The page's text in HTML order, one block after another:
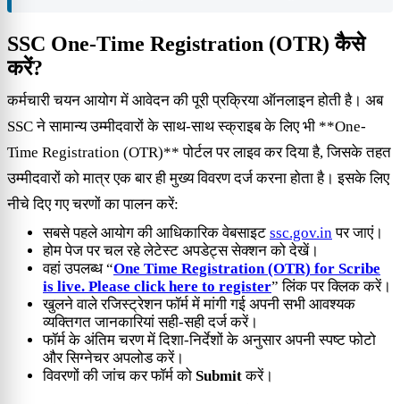
SSC One-Time Registration (OTR) कैसे
करें?
कर्मचारी चयन आयोग में आवेदन की पूरी प्रक्रिया ऑनलाइन होती है। अब
SSC ने सामान्य उम्मीदवारों के साथ-साथ स्क्राइब के लिए भी **One-
Time Registration (OTR)** पोर्टल पर लाइव कर दिया है, जिसके तहत
उम्मीदवारों को मात्र एक बार ही मुख्य विवरण दर्ज करना होता है। इसके लिए
नीचे दिए गए चरणों का पालन करें:
सबसे पहले आयोग की आधिकारिक वेबसाइट ssc.gov.inपर जाएं।
होम पेज पर चल रहे लेटेस्ट अपडेट्स सेक्शन को देखें।
वहां उपलब्ध “One Time Registration (OTR) for Scribe
is live. Please click here to register” लिंक पर क्लिक करें।
खुलने वाले रजिस्ट्रेशन फॉर्म में मांगी गई अपनी सभी आवश्यक
व्यक्तिगत जानकारियां सही-सही दर्ज करें।
फॉर्म के अंतिम चरण में दिशा-निर्देशों के अनुसार अपनी स्पष्ट फोटो
और सिग्नेचर अपलोड करें।
विवरणों की जांच कर फॉर्म को Submitकरें।